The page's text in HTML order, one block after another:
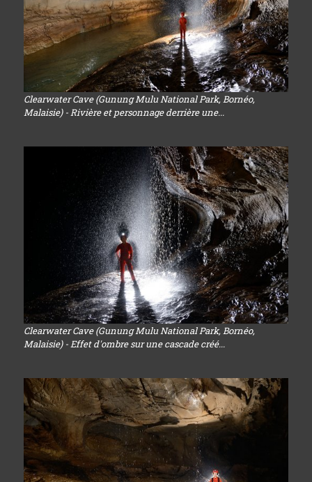
Clearwater Cave (Gunung Mulu National Park, Bornéo,
Malaisie) - Rivière et personnage derrière une...
Clearwater Cave (Gunung Mulu National Park, Bornéo,
Malaisie) - Effet d'ombre sur une cascade créé...